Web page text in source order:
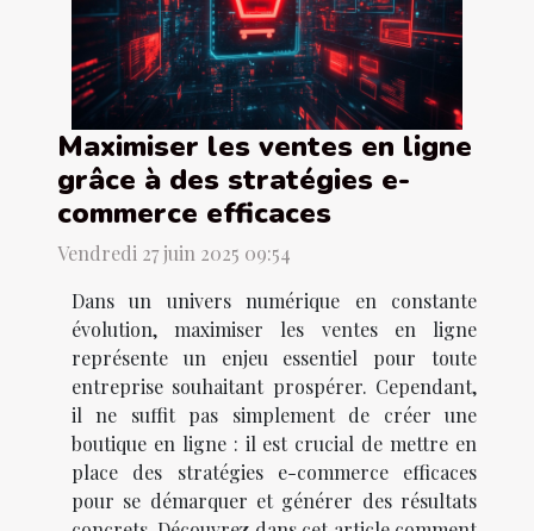
Maximiser les ventes en ligne
grâce à des stratégies e-
commerce efficaces
Vendredi 27 juin 2025 09:54
Dans un univers numérique en constante
évolution, maximiser les ventes en ligne
représente un enjeu essentiel pour toute
entreprise souhaitant prospérer. Cependant,
il ne suffit pas simplement de créer une
boutique en ligne : il est crucial de mettre en
place des stratégies e-commerce efficaces
pour se démarquer et générer des résultats